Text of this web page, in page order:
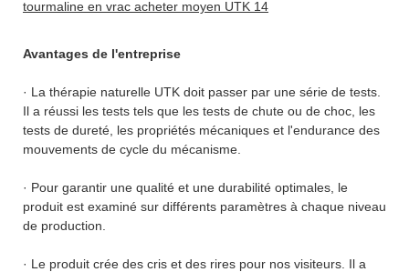
Avantages de l'entreprise
· La thérapie naturelle UTK doit passer par une série de tests.
Il a réussi les tests tels que les tests de chute ou de choc, les
tests de dureté, les propriétés mécaniques et l'endurance des
mouvements de cycle du mécanisme.
· Pour garantir une qualité et une durabilité optimales, le
produit est examiné sur différents paramètres à chaque niveau
de production.
· Le produit crée des cris et des rires pour nos visiteurs. Il a